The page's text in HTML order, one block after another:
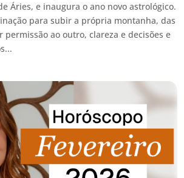
Áries, e inaugura o ano novo astrológico.
para subir a própria montanha, das
permissão ao outro, clareza e decisões e